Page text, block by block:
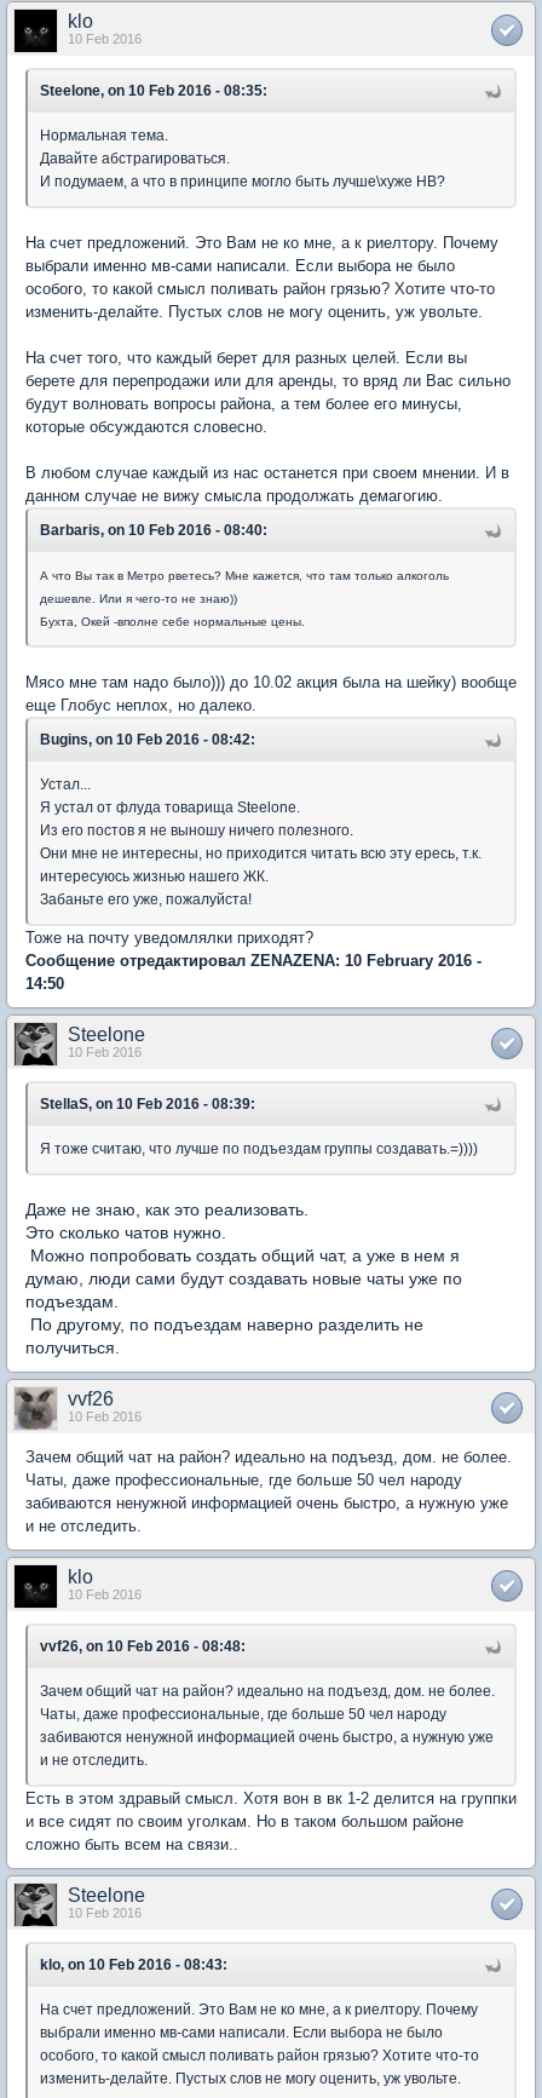
klo
10 Feb 2016
Steelone, on 10 Feb 2016 - 08:35:
Нормальная тема.
Давайте абстрагироваться.
И подумаем, а что в принципе могло быть лучше\хуже НВ?
На счет предложений. Это Вам не ко мне, а к риелтору. Почему
выбрали именно мв-сами написали. Если выбора не было
особого, то какой смысл поливать район грязью? Хотите что-то
изменить-делайте. Пустых слов не могу оценить, уж увольте.
На счет того, что каждый берет для разных целей. Если вы
берете для перепродажи или для аренды, то вряд ли Вас сильно
будут волновать вопросы района, а тем более его минусы,
которые обсуждаются словесно.
В любом случае каждый из нас останется при своем мнении. И в
данном случае не вижу смысла продолжать демагогию.
Barbaris, on 10 Feb 2016 - 08:40:
А что Вы так в Метро рветесь? Мне кажется, что там только алкоголь
дешевле. Или я чего-то не знаю))
Бухта, Окей -вполне себе нормальные цены.
Мясо мне там надо было))) до 10.02 акция была на шейку) вообще
еще Глобус неплох, но далеко.
Bugins, on 10 Feb 2016 - 08:42:
Устал...
Я устал от флуда товарища Steelone.
Из его постов я не выношу ничего полезного.
Они мне не интересны, но приходится читать всю эту ересь, т.к.
интересуюсь жизнью нашего ЖК.
Забаньте его уже, пожалуйста!
Тоже на почту уведомлялки приходят?
Сообщение отредактировал ZENAZENA: 10 February 2016 -
14:50
Steelone
10 Feb 2016
StellaS, on 10 Feb 2016 - 08:39:
Я тоже считаю, что лучше по подъездам группы создавать.=))))
Даже не знаю, как это реализовать.
Это сколько чатов нужно.
Можно попробовать создать общий чат, а уже в нем я
думаю, люди сами будут создавать новые чаты уже по
подъездам.
По другому, по подъездам наверно разделить не
получиться.
vvf26
10 Feb 2016
Зачем общий чат на район? идеально на подъезд, дом. не более.
Чаты, даже профессиональные, где больше 50 чел народу
забиваются ненужной информацией очень быстро, а нужную уже
и не отследить.
klo
10 Feb 2016
vvf26, on 10 Feb 2016 - 08:48:
Зачем общий чат на район? идеально на подъезд, дом. не более.
Чаты, даже профессиональные, где больше 50 чел народу
забиваются ненужной информацией очень быстро, а нужную уже
и не отследить.
Есть в этом здравый смысл. Хотя вон в вк 1-2 делится на группки
и все сидят по своим уголкам. Но в таком большом районе
сложно быть всем на связи..
Steelone
10 Feb 2016
klo, on 10 Feb 2016 - 08:43:
На счет предложений. Это Вам не ко мне, а к риелтору. Почему
выбрали именно мв-сами написали. Если выбора не было
особого, то какой смысл поливать район грязью? Хотите что-то
изменить-делайте. Пустых слов не могу оценить, уж увольте.